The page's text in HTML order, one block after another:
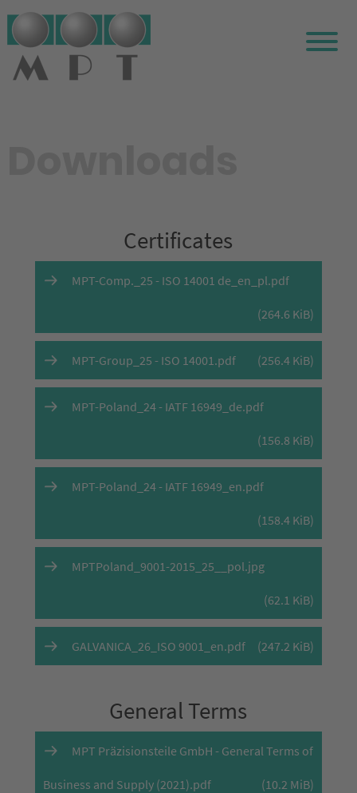
Certificates
MPT-Comp._25 - ISO 14001 de_en_pl.pdf
(264.6 KiB)
MPT-Group_25 - ISO 14001.pdf (256.4 KiB)
MPT-Poland_24 - IATF 16949_de.pdf
(156.8 KiB)
MPT-Poland_24 - IATF 16949_en.pdf
(158.4 KiB)
MPTPoland_9001-2015_25__pol.jpg
(62.1 KiB)
GALVANICA_26_ISO 9001_en.pdf (247.2 KiB)
General Terms
MPT Präzisionsteile GmbH - General Terms of
Business and Supply (2021).pdf (10.2 MiB)